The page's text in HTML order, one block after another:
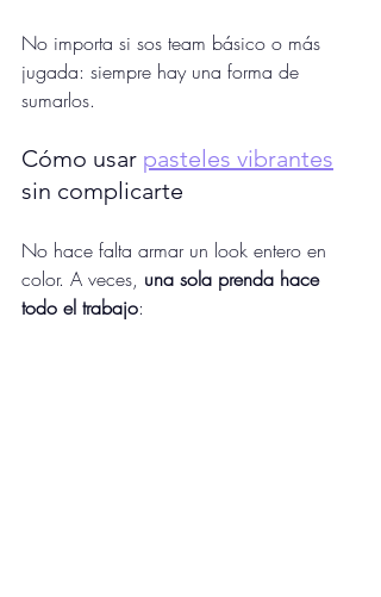
No importa si sos team básico o más
jugada: siempre hay una forma de
sumarlos.
Cómo usar pasteles vibrantes
sin complicarte
No hace falta armar un look entero en
color. A veces, una sola prenda hace
todo el trabajo: